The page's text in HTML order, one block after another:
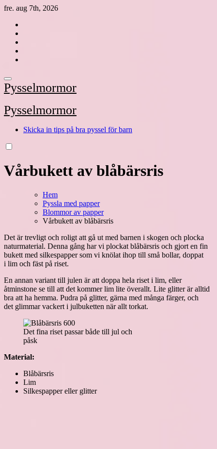
Hoppa
innehåll
fre. aug 7th, 2026
Pysselmormor
Pysselmormor
Skicka in tips på bra pyssel för barn
Vårbukett av blåbärsris
Hem
Pyssla med papper
Blommor av papper
Vårbukett av blåbärsris
Det är trevligt och roligt att gå ut med barnen i skogen och plocka
naturmaterial. Denna gång har vi plockat blåbärsris och gjort en fin
bukett med silkespapper som vi knölat ihop till små bollar, doppat
i lim och fäst på riset.
En annan variant till julen är att doppa hela riset i lim, eller
åtminstone se till att det kommer lim lite överallt. Lite glitter är alltid
bra att ha hemma. Pudra på glitter, gärna med många färger, och
det glimmar vackert i julbuketten när allt torkat.
Det fina riset passar både till jul och
påsk
Material:
Blåbärsris
Lim
Silkespapper eller glitter